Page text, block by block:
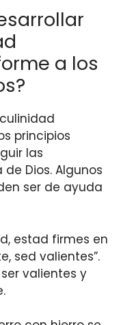
a los
principios
las
Dios. Algunos
ser de ayuda
estad firmes en
sed valientes”.
valientes y